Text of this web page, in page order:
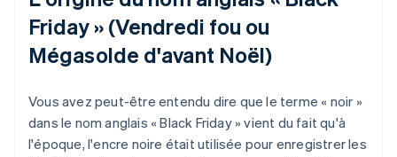
Friday » (Vendredi fou ou
Mégasolde d'avant Noël)
Vous avez peut-être entendu dire que le terme « noir »
dans le nom anglais « Black Friday » vient du fait qu'à
l'époque, l'encre noire était utilisée pour enregistrer les